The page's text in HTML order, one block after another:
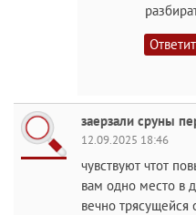
заерзали сруны
12.09.2025 18:46
чувствуют чтот
вам одно место в
вечно трясущейся